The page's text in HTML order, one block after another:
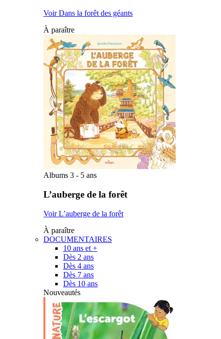
Voir Dans la forêt des géants
À paraître
Albums 3 - 5 ans
L’auberge de la forêt
Voir L’auberge de la forêt
À paraître
DOCUMENTAIRES
10 ans et +
Dès 2 ans
Dès 4 ans
Dès 7 ans
Dès 10 ans
Nouveautés